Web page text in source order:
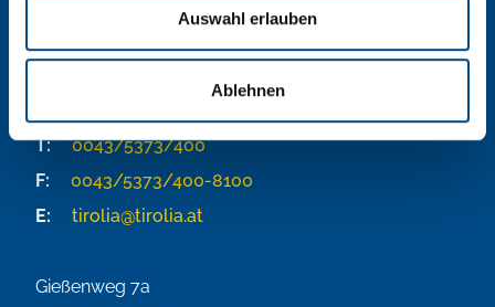
Auswahl erlauben
Ablehnen
Tirolia Spedition Ges.m.b.H.
T:
0043/5373/400
F:
0043/5373/400-8100
E:
tirolia@tirolia.at
Gießenweg 7a